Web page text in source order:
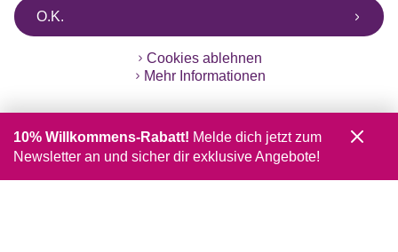
O.K.
Cookies ablehnen
Mehr Informationen
10% Willkommens-Rabatt! Melde dich jetzt zum
Newsletter an und sicher dir exklusive Angebote!